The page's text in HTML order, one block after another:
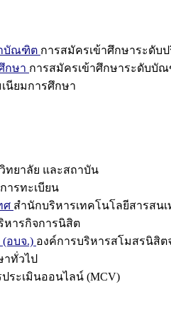
บัณฑิต การสมัครเข้าศึกษาระดั
กษา การสมัครเข้าศึกษาระดับบั
นียมการศึกษา
ทยาลัย และสถาบัน
ารทะเบียน
ศ สำนักบริหารเทคโนโลยีสารสนเ
หารกิจการนิสิต
อบจ.) องค์การบริหารสโมสรนิสิต
ทั่วไป
ประเมินออนไลน์ (MCV)